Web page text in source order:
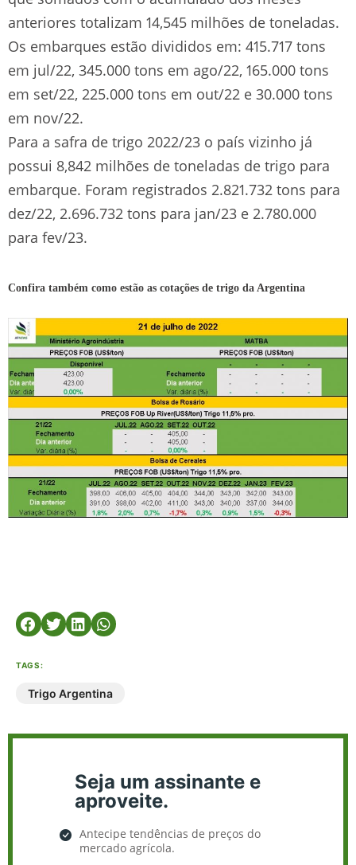
anteriores totalizam 14,545 milhões de toneladas.
Os embarques estão divididos em: 415.717 tons
em jul/22, 345.000 tons em ago/22, 165.000 tons
em set/22, 225.000 tons em out/22 e 30.000 tons
em nov/22.
Para a safra de trigo 2022/23 o país vizinho já
possui 8,842 milhões de toneladas de trigo para
embarque. Foram registrados 2.821.732 tons para
dez/22, 2.696.732 tons para jan/23 e 2.780.000
para fev/23.
Confira também como estão as cotações de trigo da Argentina
TAGS:
Trigo Argentina
Seja um assinante e
aproveite.
Antecipe tendências de preços do
mercado agrícola.